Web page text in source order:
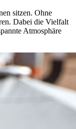
sitzen. Ohne
Dabei die Vielfalt
Atmosphäre